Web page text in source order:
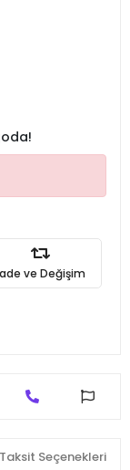
ve Değişim
Taksit Seçenekleri